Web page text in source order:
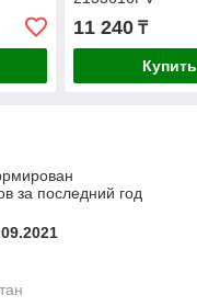
11 240₸
Купить
за последний год